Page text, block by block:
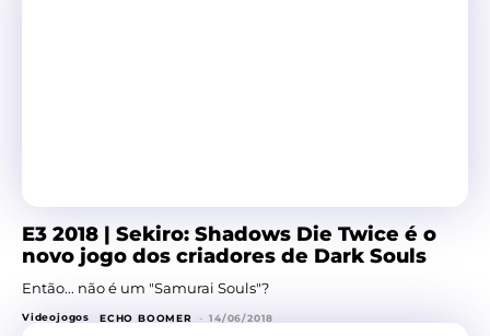
E3 2018 | Sekiro: Shadows Die Twice é o
novo jogo dos criadores de Dark Souls
Então... não é um "Samurai Souls"?
Videojogos ECHO BOOMER - 14/06/2018